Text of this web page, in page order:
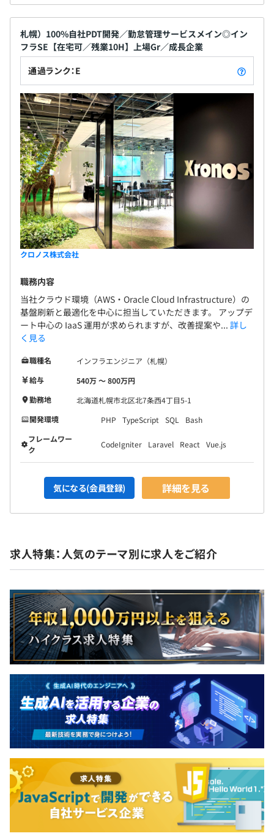
札幌）100%自社PDT開発／勤怠管理サービスメイン◎イン
フラSE【在宅可／残業10H】上場Gr／成長企業
通過ランク：E
クロノス株式会社
職務内容
当社クラウド環境（AWS・Oracle Cloud Infrastructure）の
基盤刷新と最適化を中心に担当していただきます。 アップデ
ート中心の IaaS 運用が求められますが、改善提案や... 詳し
く見る
職種名
インフラエンジニア（札幌）
給与
540万 〜 800万円
勤務地
北海道札幌市北区北7条西4丁目5-1
開発環境
PHP TypeScript SQL
Bash
フレームワー
ク
CodeIgniter Laravel React Vue.js
気になる(会員登録) 詳細を見る
求人特集：人気のテーマ別に求人をご紹介